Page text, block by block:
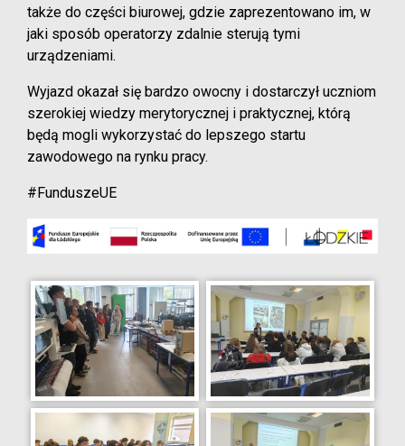
także do części biurowej, gdzie zaprezentowano im, w
jaki sposób operatorzy zdalnie sterują tymi
urządzeniami.
Wyjazd okazał się bardzo owocny i dostarczył uczniom
szerokiej wiedzy merytorycznej i praktycznej, którą
będą mogli wykorzystać do lepszego startu
zawodowego na rynku pracy.
#FunduszeUE